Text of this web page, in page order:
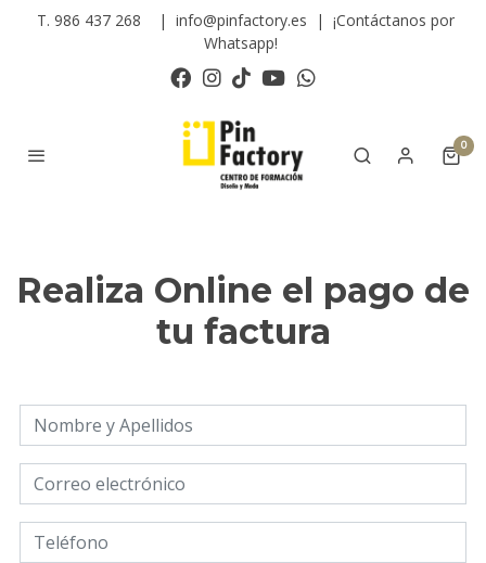
T. 986 437 268 | info@pinfactory.es | ¡Contáctanos por
Whatsapp!
0
Realiza Online el pago de
tu factura